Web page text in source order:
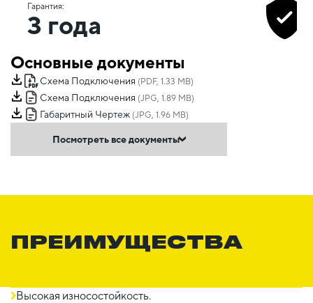
Гарантия:
3 года
Основные документы
Схема Подключения (PDF, 1.33 MB)
Схема Подключения (JPG, 1.89 MB)
Габаритный Чертеж (JPG, 1.96 MB)
Посмотреть все документы
ПРЕИМУЩЕСТВА
Высокая износостойкость.